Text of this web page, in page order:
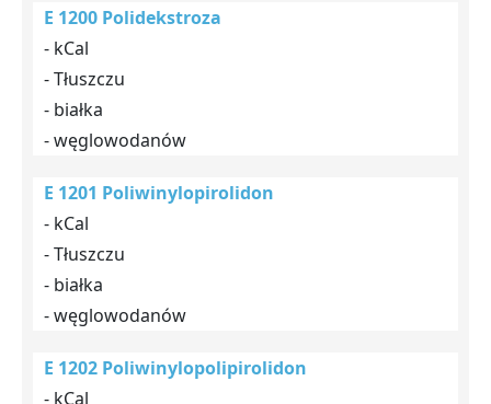
E 1200 Polidekstroza
- kCal
- Tłuszczu
- białka
- węglowodanów
E 1201 Poliwinylopirolidon
- kCal
- Tłuszczu
- białka
- węglowodanów
E 1202 Poliwinylopolipirolidon
- kCal